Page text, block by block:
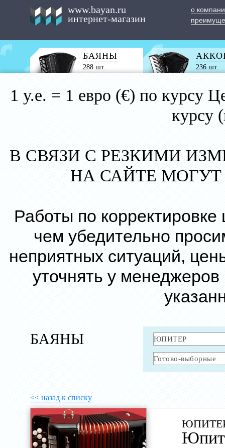
www.bayan.ru
интернет-магазин
о
БАЯНЫ
288 шт. 236 шт.
1 у.е. = 1 евро (€) по курсу
курсу
В СВЯЗИ С РЕЗКИМИ
НА САЙТЕ
Работы по
чем убедительно
неприятных ситуаций,
уточнять у
БАЯНЫ
<< назад к списку